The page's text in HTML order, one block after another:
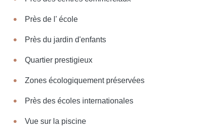
Près de l' école
Près du jardin d'enfants
Quartier prestigieux
Zones écologiquement préservées
Près des écoles internationales
Vue sur la piscine